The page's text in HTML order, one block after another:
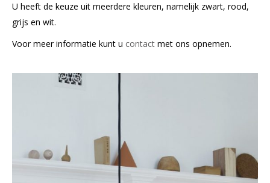
U heeft de keuze uit meerdere kleuren, namelijk zwart, rood,
grijs en wit.
Voor meer informatie kunt u contact met ons opnemen.